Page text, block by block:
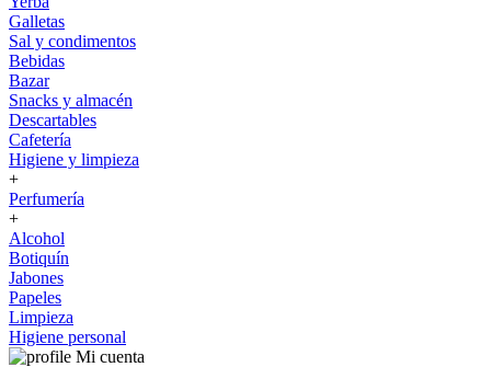
Galletas
Sal y condimentos
Bebidas
Bazar
Snacks y almacén
Descartables
Cafetería
Higiene y limpieza
+
Perfumería
+
Alcohol
Botiquín
Jabones
Papeles
Limpieza
Higiene personal
Mi cuenta